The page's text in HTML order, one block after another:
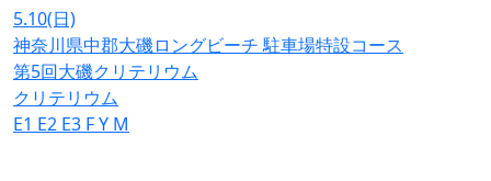
5.10(日)
神奈川県中郡大磯ロングビーチ 駐車場特設コース
第5回大磯クリテリウム
クリテリウム
E1 E2 E3 FY M